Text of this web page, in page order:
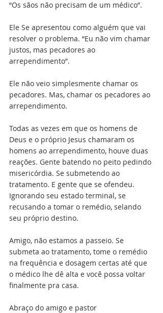
“Os sãos não precisam de um médico”.
Ele Se apresentou como alguém que vai
resolver o problema. “Eu não vim chamar
justos, mas pecadores ao
arrependimento”.
Ele não veio simplesmente chamar os
pecadores. Mas, chamar os pecadores ao
arrependimento.
Todas as vezes em que os homens de
Deus e o próprio Jesus chamaram os
homens ao arrependimento, houve duas
reações. Gente batendo no peito pedindo
misericórdia. Se submetendo ao
tratamento. E gente que se ofendeu.
Ignorando seu estado terminal, se
recusando a tomar o remédio, selando
seu próprio destino.
Amigo, não estamos a passeio. Se
submeta ao tratamento, tome o remédio
na frequência e dosagem certas até que
o médico lhe dê alta e você possa voltar
finalmente pra casa.
Abraço do amigo e pastor